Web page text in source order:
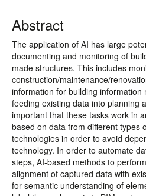
Abstract
The application of AI has large
documenting and monitoring of
made structures. This includes
construction/maintenance/
information for building information
feeding existing data into planning
important that these tasks work in
based on data from different types
technologies in order to avoid
technology. In order to automate
steps, AI-based methods to
alignment of captured data with
for semantic understanding of